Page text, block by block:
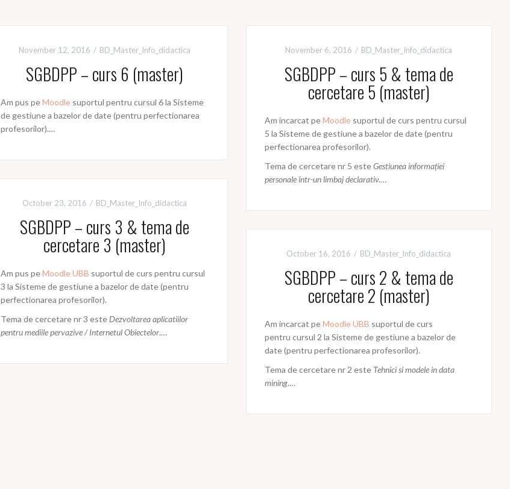
November 12, 2016 BD_Master_Info_didactica
SGBDPP – curs 6 (master)
Am pus peMoodlesuportul pentru cursul 6 la Sisteme
de gestiune a bazelor de date (pentru perfectionarea
profesorilor).…
November 6, 2016 BD_Master_Info_didactica
SGBDPP – curs 5 & tema de
cercetare 5 (master)
Am incarcat peMoodlesuportul de curs pentru cursul
5 la Sisteme de gestiune a bazelor de date (pentru
perfectionarea profesorilor).
Tema de cercetare nr 5 esteGestiunea informației
personale într-un limbaj declarativ.…
October 23, 2016 BD_Master_Info_didactica
SGBDPP – curs 3 & tema de
cercetare 3 (master)
Am pus peMoodle UBB suportul de curs pentru cursul
3 la Sisteme de gestiune a bazelor de date (pentru
perfectionarea profesorilor).
Tema de cercetare nr 3 este Dezvoltarea aplicatiilor
pentru mediile pervazive / Internetul Obiectelor.…
October 16, 2016 BD_Master_Info_didactica
SGBDPP – curs 2 & tema de
cercetare 2 (master)
Am incarcat peMoodle UBB suportul de curs
pentru cursul 2 la Sisteme de gestiune a bazelor de
date (pentru perfectionarea profesorilor).
Tema de cercetare nr 2 este Tehnici si modele in data
mining.…